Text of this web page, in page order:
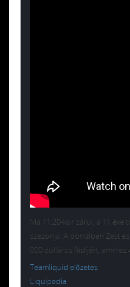
Ma 11:20-kor zárul, a 11 éve
szezonja. A döntőben Zest
000 dolláros fődíjért, amihez
Teamliquid előzetes
Liquipedia